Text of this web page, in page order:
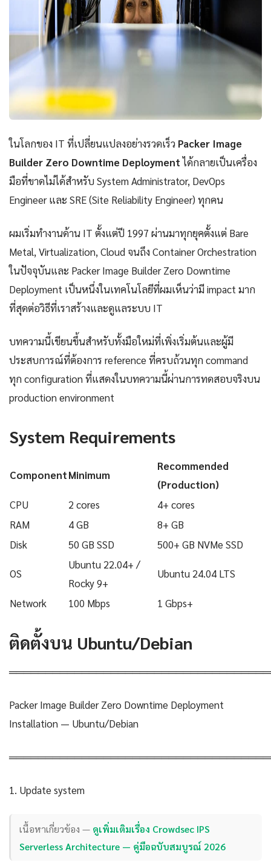
ในโลกของ IT ที่เปลี่ยนแปลงอย่างรวดเร็ว Packer Image
Builder Zero Downtime Deploymentได้กลายเป็นเครื่อง
มือที่ขาดไม่ได้สำหรับ System Administrator, DevOps
Engineer และ SRE (Site Reliability Engineer) ทุกคน
ผมเริ่มทำงานด้าน IT ตั้งแต่ปี 1997 ผ่านมาทุกยุคตั้งแต่ Bare
Metal, Virtualization, Cloud จนถึง Container Orchestration
ในปัจจุบันและ Packer Image Builder Zero Downtime
Deployment เป็นหนึ่งในเทคโนโลยีที่ผมเห็นว่ามี impact มาก
ที่สุดต่อวิธีที่เราสร้างและดูแลระบบ IT
บทความนี้เขียนขึ้นสำหรับทั้งมือใหม่ที่เพิ่งเริ่มต้นและผู้มี
ประสบการณ์ที่ต้องการ reference ที่ครบถ้วนทุก command
ทุก configuration ที่แสดงในบทความนี้ผ่านการทดสอบจริงบน
production environment
System Requirements
ComponentMinimum
Recommended
(Production)
CPU
2 cores
4+ cores
RAM
4 GB
8+ GB
Disk
50 GB SSD 500+ GB NVMe SSD
OS
Ubuntu 22.04+ /
Rocky 9+
Ubuntu 24.04 LTS
Network 100 Mbps 1 Gbps+
ติดตั้งบน Ubuntu/Debian
Packer Image Builder Zero Downtime Deployment
Installation — Ubuntu/Debian
1. Update system
เนื้อหาเกี่ยวข้อง — ดูเพิ่มเติมเรื่อง Crowdsec IPS
Serverless Architecture — คู่มือฉบับสมบูรณ์ 2026